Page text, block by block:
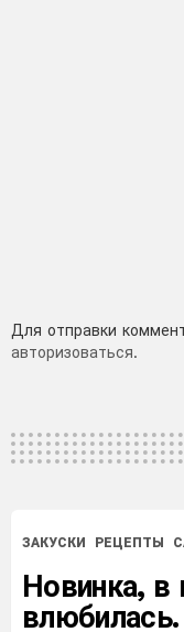
Добавить
комментарий
Для отправки
авторизоваться.
ЗАКУСКИ РЕЦЕПТЫ
Новинка, в